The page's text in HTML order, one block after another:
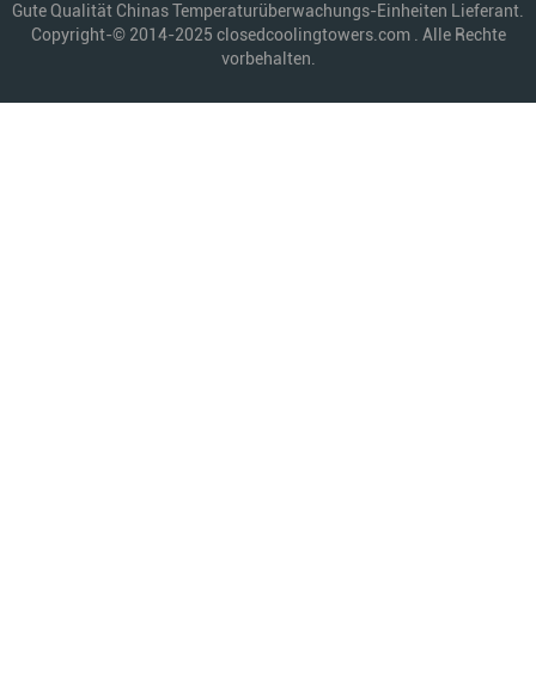
Gute Qualität Chinas Temperaturüberwachungs-Einheiten Lieferant.
Copyright-© 2014-2025 closedcoolingtowers.com . Alle Rechte
vorbehalten.